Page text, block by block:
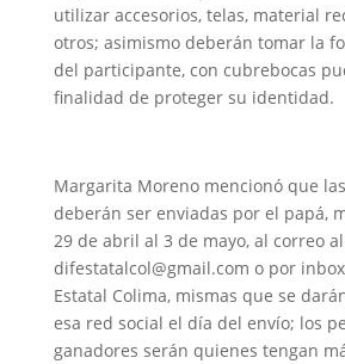
utilizar accesorios, telas, material
otros; asimismo deberán tomar la
del participante, con cubrebocas
finalidad de proteger su identidad.
Margarita Moreno mencionó que
deberán ser enviadas por el papá,
29 de abril al 3 de mayo, al correo
difestatalcol@gmail.com o por inbox
Estatal Colima, mismas que se
esa red social el día del envío; los
ganadores serán quienes tengan